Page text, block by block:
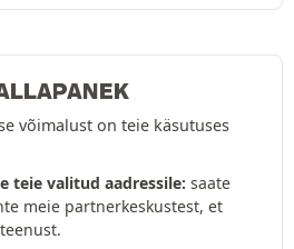
võimalust on teie käsutuses
teie valitud aadressile: saate
meie partnerkeskustest, et